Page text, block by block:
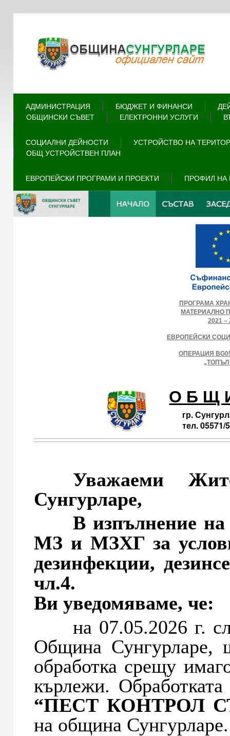
АДМИНИСТРАЦИЯ БЮДЖЕТ И ФИНАНСИ
ОБЩИНСКИ СЪВЕТ
ЕЛЕКТРОННИ УСЛУГИ
СОЦИАЛНИ ДЕЙНОСТИ
УСТРОЙСТВО НА
ОБЩ УСТРОЙСТВЕН ПЛАН
ЕВРОПЕЙСКИ ПРОГРАМИ И ПРОЕКТИ ПРОФИЛ НА
ПРОГРАМА
МАТЕРИАЛНО
2021 –
ЕВРОПЕЙСКИ
ОПЕРАЦИЯ
О Б Щ
гр.
тел.
Уважаеми
Сунгурларе,
В изпълнение на
МЗ и МЗХГ за
дезинфекции,
чл.4.
Ви уведомяваме, че:
на 07.05.2026 г.
Община Сунгурларе,
обработка срещу
кърлежи.
“ПЕСТ КОНТРОЛ
на община Сунгурларе.